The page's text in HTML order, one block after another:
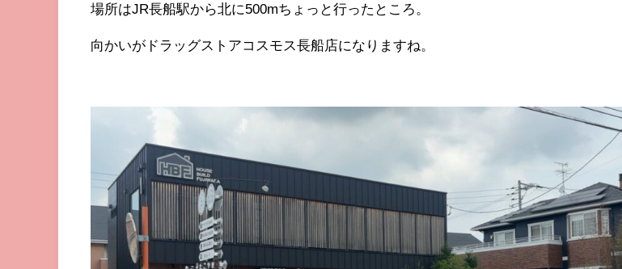
場所はJR長船駅から北に500mちょっと行ったところ。
向かいがドラッグストアコスモス長船店になりますね。